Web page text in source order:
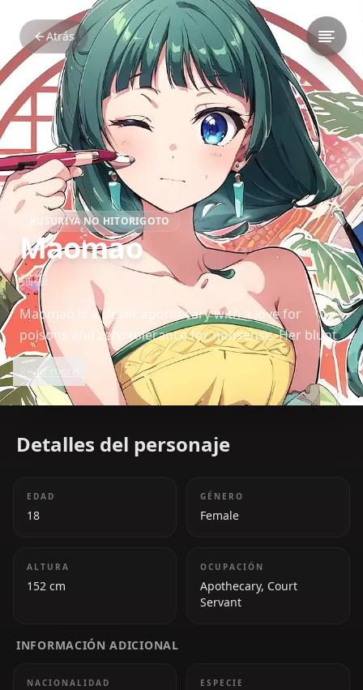
Atrás
KUSURIYA NO HITORIGOTO
Maomao
猫猫
Maomao is a clever apothecary with a love for
poisons and zero tolerance for nonsense. Her blunt
wit and exceptional insight turn her into a key
problem-solver within the palace.
Read more
Detalles del personaje
EDAD
18
GÉNERO
Female
ALTURA
152 cm
OCUPACIÓN
Apothecary, Court
Servant
INFORMACIÓN ADICIONAL
NACIONALIDAD ESPECIE